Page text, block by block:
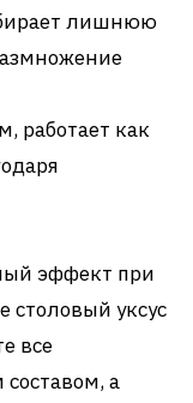
лишнюю
работает как
эффект при
столовый уксус
все
а